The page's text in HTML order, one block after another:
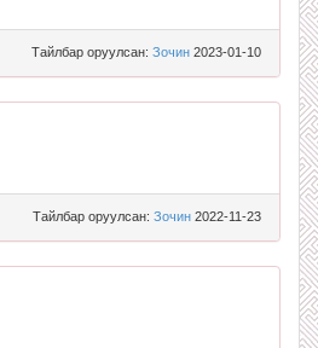
Тайлбар оруулсан: Зочин 2023-01-10
Тайлбар оруулсан: Зочин 2022-11-23